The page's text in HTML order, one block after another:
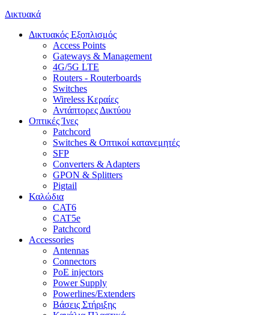
Δικτυακά
Δικτυακός Εξοπλισμός
Access Points
Gateways & Management
4G/5G LTE
Routers - Routerboards
Switches
Wireless Κεραίες
Αντάπτορες Δικτύου
Οπτικές Ίνες
Patchcord
Switches & Οπτικοί κατανεμητές
SFP
Converters & Adapters
GPON & Splitters
Pigtail
Καλώδια
CAT6
CAT5e
Patchcord
Accessories
Antennas
Connectors
PoE injectors
Power Supply
Powerlines/Extenders
Βάσεις Στήριξης